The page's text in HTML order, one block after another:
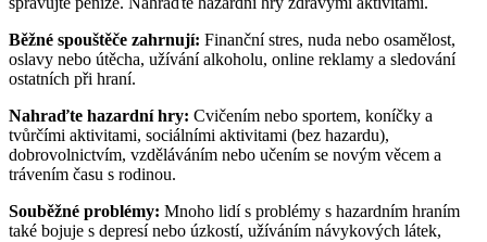
Běžné spouštěče zahrnují: Finanční stres, nuda nebo osamělost,
oslavy nebo útěcha, užívání alkoholu, online reklamy a sledování
ostatních při hraní.
Nahraďte hazardní hry: Cvičením nebo sportem, koníčky a
tvůrčími aktivitami, sociálními aktivitami (bez hazardu),
dobrovolnictvím, vzděláváním nebo učením se novým věcem a
trávením času s rodinou.
Souběžné problémy: Mnoho lidí s problémy s hazardním hraním
také bojuje s depresí nebo úzkostí, užíváním návykových látek,